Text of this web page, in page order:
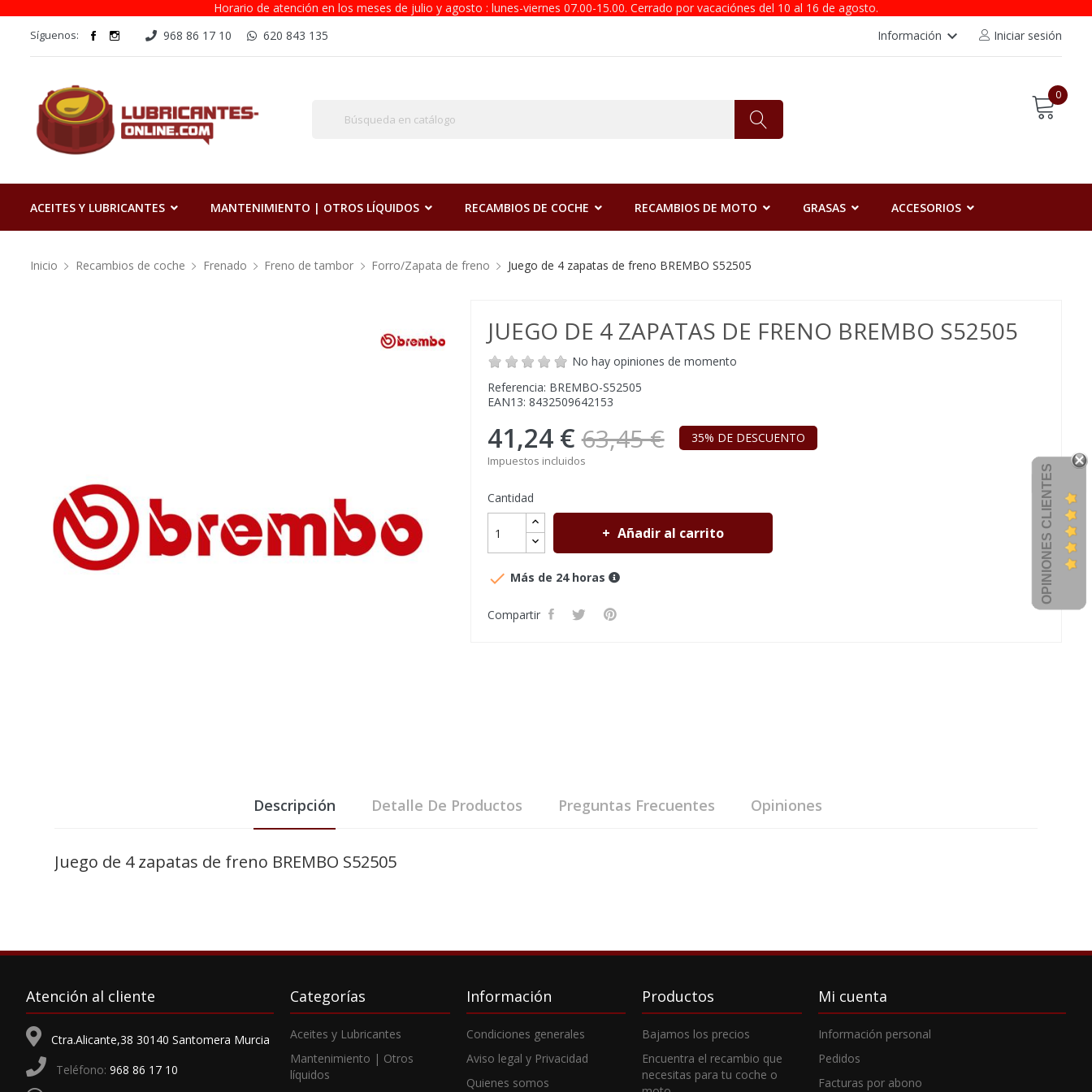
Horario de atención en los meses de julio y agosto : lunes-viernes 07.00-15.00. Cerrado por vacaciónes del 10 al 16 de agosto.
Síguenos: 968 86 17 10 620 843 135 Iniciar sesión
Información keyboard_arrow_down
0
ACEITES Y LUBRICANTES MANTENIMIENTO | OTROS LÍQUIDOS RECAMBIOS DE COCHE RECAMBIOS DE MOTO GRASAS ACCESORIOS
Inicio Recambios de coche Frenado Freno de tambor Forro/Zapata de freno Juego de 4 zapatas de freno BREMBO S52505
JUEGO DE 4 ZAPATAS DE FRENO BREMBO S52505
No hay opiniones de momento
Referencia: BREMBO-S52505
EAN13: 8432509642153
41,24 € 63,45 € 35% DE DESCUENTO
Impuestos incluidos
Cantidad
Añadir al carrito
 Más de 24 horas
Compartir
Descripción Detalle De Productos Preguntas Frecuentes Opiniones
Juego de 4 zapatas de freno BREMBO S52505
Atención al cliente
Ctra.Alicante,38 30140 Santomera Murcia
Teléfono: 968 86 17 10
Categorías
Aceites y Lubricantes
Mantenimiento | Otros
líquidos
Información
Condiciones generales
Aviso legal y Privacidad
Quienes somos
Productos
Bajamos los precios
Encuentra el recambio que
necesitas para tu coche o
Mi cuenta
Información personal
Pedidos
Facturas por abono
OPINIONES CLIENTES